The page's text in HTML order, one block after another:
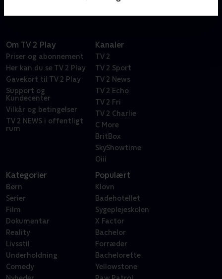
Om TV 2 Play
Priser og abonnement
Her kan du se TV 2 Play
Gavekort til TV 2 Play
Support og
Kundecenter
Vilkår og betingelser
TV 2 NEWS i offentligt
rum
Kanaler
TV 2
TV 2 Sport
TV 2 News
TV 2 Echo
TV 2 Fri
TV 2 Charlie
C More
BritBox
SkyShowtime
Oiii
Kategorier
Børn
Serier
Film
Dokumentar
Reality
Livsstil
Underholdning
Comedy
Populært
Klovn
Badehotellet
Sygeplejeskolen
X Factor
Bachelor
Forræder
Bachelorette
Yellowstone